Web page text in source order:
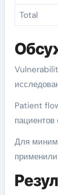
Total
Vulnerability система оптимизировала 18
Patient
Для